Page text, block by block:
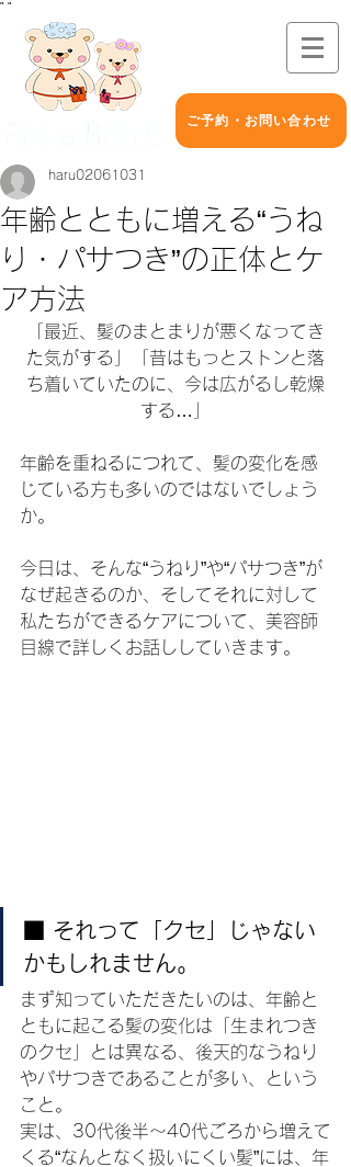
" "
ご予約・お問い合わせ
年齢とともに増える“うね
り・パサつき”の正体とケ
ア方法
haru02061031
「最近、髪のまとまりが悪くなってき
た気がする」「昔はもっとストンと落
ち着いていたのに、今は広がるし乾燥
する…」
年齢を重ねるにつれて、髪の変化を感
じている方も多いのではないでしょう
か。
今日は、そんな“うねり”や“パサつき”が
なぜ起きるのか、そしてそれに対して
私たちができるケアについて、美容師
目線で詳しくお話ししていきます。
■ それって「クセ」じゃない
かもしれません。
まず知っていただきたいのは、年齢と
ともに起こる髪の変化は「生まれつき
のクセ」とは異なる、後天的なうねり
やパサつきであることが多い、という
こと。
実は、30代後半〜40代ごろから増えて
くる“なんとなく扱いにくい髪”には、年